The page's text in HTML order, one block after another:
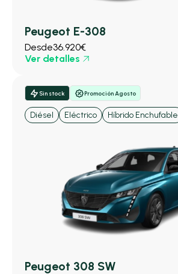
Peugeot E-308
Desde36.920€
Ver detalles
Sin stock Promoción Agosto
Diésel Eléctrico Híbrido Enchufable
Peugeot 308 SW